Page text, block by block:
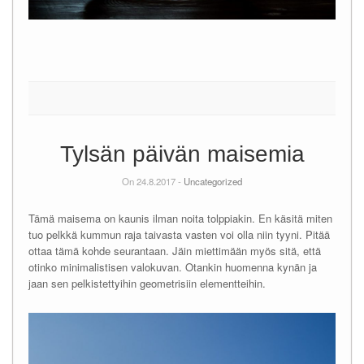
Tylsän päivän maisemia
On 24.8.2017 - Uncategorized
Tämä maisema on kaunis ilman noita tolppiakin. En käsitä miten
tuo pelkkä kummun raja taivasta vasten voi olla niin tyyni. Pitää
ottaa tämä kohde seurantaan. Jäin miettimään myös sitä, että
otinko minimalistisen valokuvan. Otankin huomenna kynän ja
jaan sen pelkistettyihin geometrisiin elementteihin.